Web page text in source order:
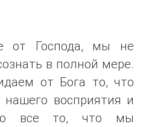
от Господа, мы не
в полной мере.
от Бога то, что
восприятия и
все то, что мы